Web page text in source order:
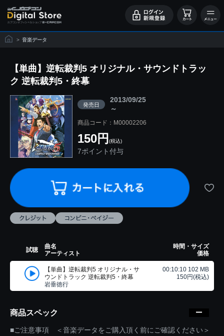
> 音楽データ
【単曲】逆転裁判5 オリジナル・サウンドトラッ
ク 逆転裁判5・終幕
発売日
2013/09/25
～
商品コード：M00002206
150円 (税込)
7ポイント付与
試聴
曲名
アーティスト
時間・サイズ
価格
【単曲】逆転裁判5 オリジナル・サ
ウンドトラック 逆転裁判5・終幕
岩垂徳行
00:10:10 102 MB
150円(税込)
商品スペック
■ご注意事項 ＜音楽データをご購入頂く前にご確認ください＞